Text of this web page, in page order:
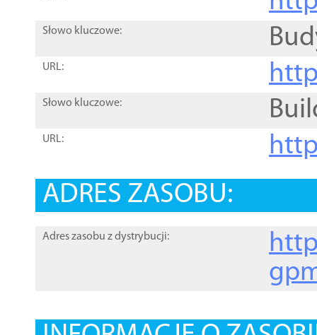
Słowo kluczowe:
URL:
Słowo kluczowe:
URL:
ADRES ZASOBU:
Adres zasobu z dystrybucji: